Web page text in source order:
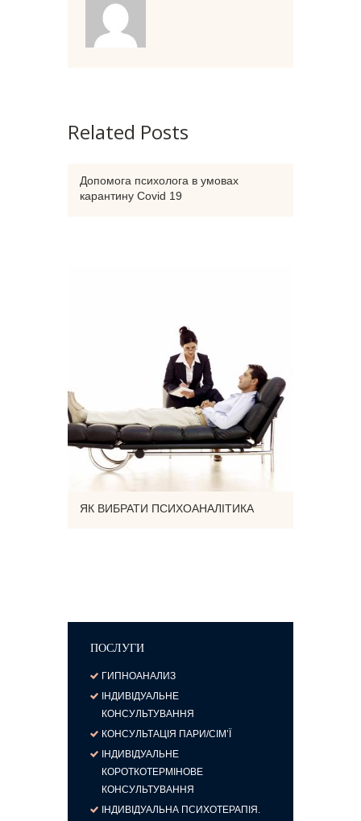
Related Posts
Допомога психолога в умовах
карантину Covid 19
ЯК ВИБРАТИ ПСИХОАНАЛІТИКА
ПОСЛУГИ
ГИПНОАНАЛИЗ
ІНДИВІДУАЛЬНЕ
КОНСУЛЬТУВАННЯ
КОНСУЛЬТАЦІЯ ПАРИ/СІМ’Ї
ІНДИВІДУАЛЬНЕ
КОРОТКОТЕРМІНОВЕ
КОНСУЛЬТУВАННЯ
ІНДИВІДУАЛЬНА ПСИХОТЕРАПІЯ.